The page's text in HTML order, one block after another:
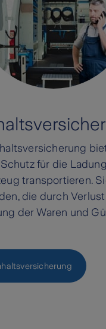
für die
transportieren.
die durch
der Waren und